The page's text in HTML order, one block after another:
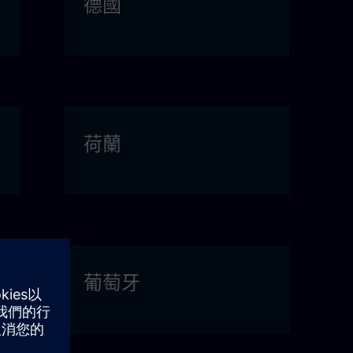
德國
荷蘭
葡萄牙